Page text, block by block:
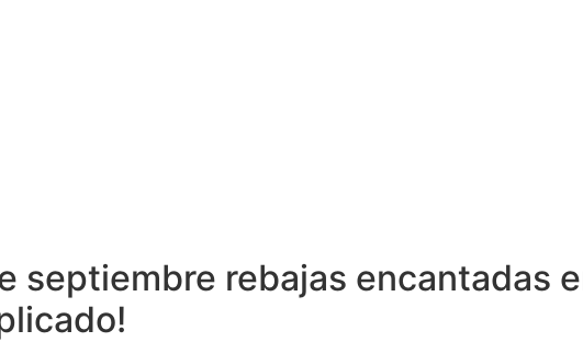
septiembre rebajas encantadas